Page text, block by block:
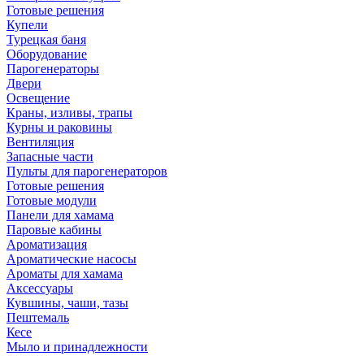
Готовые решения
Купели
Турецкая баня
Оборудование
Парогенераторы
Двери
Освещение
Краны, изливы, трапы
Курны и раковины
Вентиляция
Запасные части
Пульты для парогенераторов
Готовые решения
Готовые модули
Панели для хамама
Паровые кабины
Ароматизация
Ароматические насосы
Ароматы для хамама
Аксессуары
Кувшины, чаши, тазы
Пештемаль
Кесе
Мыло и принадлежности